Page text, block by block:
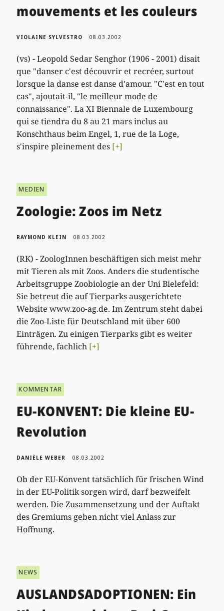
mouvements et les couleurs
VIOLAINE SYLVESTRO 08.03.2002
(vs) - Leopold Sedar Senghor (1906 - 2001) disait
que "danser c'est découvrir et recréer, surtout
lorsque la danse est danse d'amour. "C'est en tout
cas", ajoutait-il, "le meilleur mode de
connaissance". La XI Biennale de Luxembourg
qui se tiendra du 8 au 21 mars inclus au
Konschthaus beim Engel, 1, rue de la Loge,
s'inspire pleinement des [+]
MEDIEN
Zoologie: Zoos im Netz
RAYMOND KLEIN 08.03.2002
(RK) - ZoologInnen beschäftigen sich meist mehr
mit Tieren als mit Zoos. Anders die studentische
Arbeitsgruppe Zoobiologie an der Uni Bielefeld:
Sie betreut die auf Tierparks ausgerichtete
Website www.zoo-ag.de. Im Zentrum steht dabei
die Zoo-Liste für Deutschland mit über 600
Einträgen. Zu einigen Tierparks gibt es weiter
führende, fachlich [+]
KOMMENTAR
EU-KONVENT: Die kleine EU-
Revolution
DANIÈLE WEBER 08.03.2002
Ob der EU-Konvent tatsächlich für frischen Wind
in der EU-Politik sorgen wird, darf bezweifelt
werden. Die Zusammensetzung und der Auftakt
des Gremiums geben nicht viel Anlass zur
Hoffnung.
NEWS
AUSLANDSADOPTIONEN: Ein